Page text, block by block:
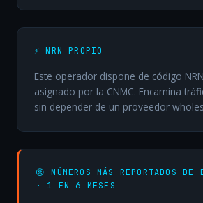
⚡ NRN PROPIO
Este operador dispone de código
asignado por la CNMC. Encamina
sin depender de un proveedor
😡 NÚMEROS MÁS REPORTADOS DE
· 1 EN 6 MESES